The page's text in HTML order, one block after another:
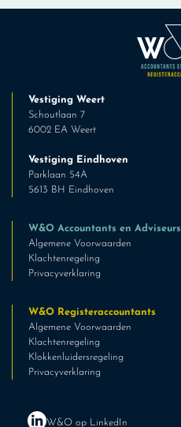
Vestiging Weert
Schoutlaan 7
6002 EA Weert
Vestiging Eindhoven
Parklaan 54A
5613 BH Eindhoven
W&O Accountants en Adviseurs
Algemene Voorwaarden
Klachtenregeling
Privacyverklaring
W&O Registeraccountants
Algemene Voorwaarden
Klachtenregeling
Klokkenluidersregeling
Privacyverklaring
W&O op LinkedIn